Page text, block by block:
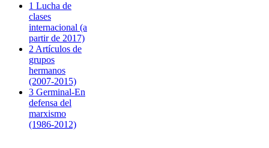
1 Lucha de
clases
internacional (a
partir de 2017)
2 Artículos de
grupos
hermanos
(2007-2015)
3 Germinal-En
defensa del
marxismo
(1986-2012)